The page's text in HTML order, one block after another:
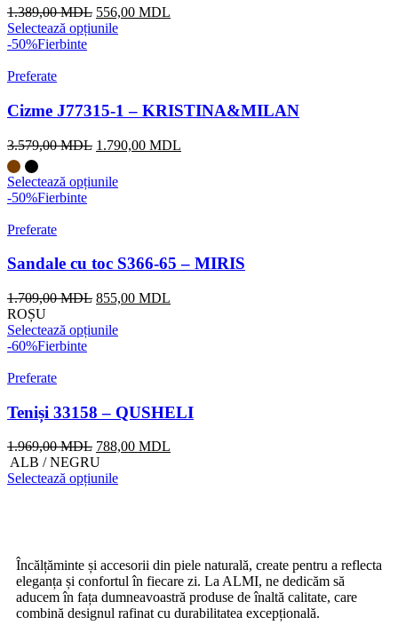
1.389,00MDL 556,00 MDL
Selectează opțiunile
-50%Fierbinte
Preferate
Cizme J77315-1 – KRISTINA&MILAN
3.579,00MDL 1.790,00 MDL
Selectează opțiunile
-50%Fierbinte
Preferate
Sandale cu toc S366-65 – MIRIS
1.709,00MDL 855,00 MDL
ROȘU
Selectează opțiunile
-60%Fierbinte
Preferate
Teniși 33158 – QUSHELI
1.969,00MDL 788,00 MDL
ALB / NEGRU
Selectează opțiunile
Încălțăminte și accesorii din piele naturală, create pentru a reflecta
eleganța și confortul în fiecare zi. La ALMI, ne dedicăm să
aducem în fața dumneavoastră produse de înaltă calitate, care
combină designul rafinat cu durabilitatea excepțională.